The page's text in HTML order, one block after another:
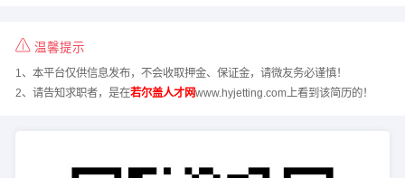
温馨提示
1、本平台仅供信息发布，不会收取押金、保证金，请微友务必谨慎！
2、请告知求职者，是在若尔盖人才网www.hyjetting.com上看到该简历的！